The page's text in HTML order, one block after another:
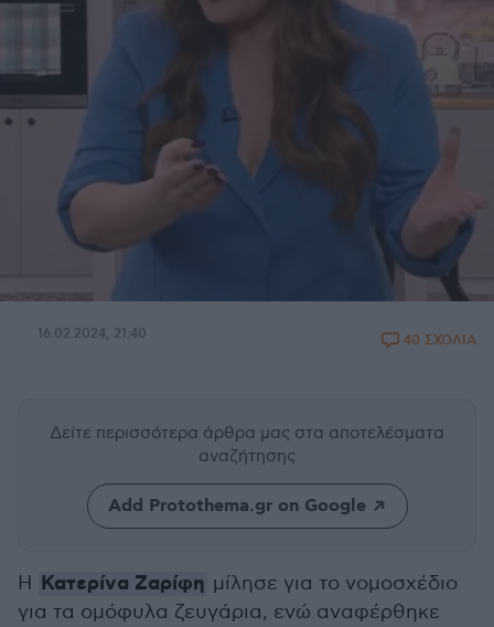
16.02.2024, 21:40 40 ΣΧΟΛΙΑ
Δείτε περισσότερα άρθρα μας στα αποτελέσματα
αναζήτησης
Add Protothema.gr on Google
Η Κατερίνα Ζαρίφη μίλησε για το νομοσχέδιο
για τα ομόφυλα ζευγάρια, ενώ αναφέρθηκε